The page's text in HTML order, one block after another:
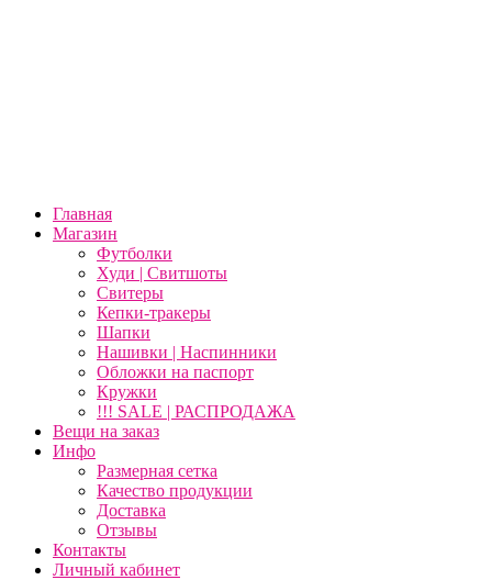
Главная
Магазин
Футболки
Худи | Свитшоты
Свитеры
Кепки-тракеры
Шапки
Нашивки | Наспинники
Обложки на паспорт
Кружки
!!! SALE | РАСПРОДАЖА
Вещи на заказ
Инфо
Размерная сетка
Качество продукции
Доставка
Отзывы
Контакты
Личный кабинет